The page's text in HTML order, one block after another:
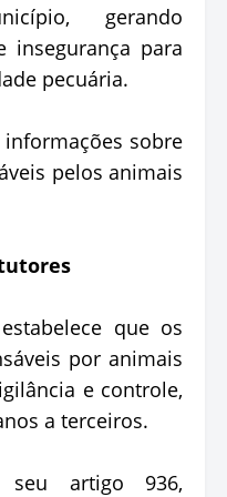
gerando
insegurança para
pecuária.
sobre
pelos animais
que os
por animais
e controle,
a terceiros.
artigo 936,